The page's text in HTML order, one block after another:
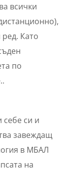
всички
Като
по
себе си и
завеждащ
в МБАЛ
на